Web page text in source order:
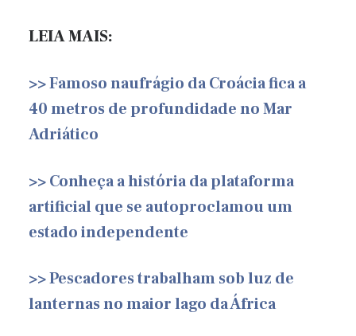
LEIA MAIS:
>> Famoso naufrágio da Croácia fica a
40 metros de profundidade no Mar
Adriático
>> Conheça a história da plataforma
artificial que se autoproclamou um
estado independente
>> Pescadores trabalham sob luz de
lanternas no maior lago da África